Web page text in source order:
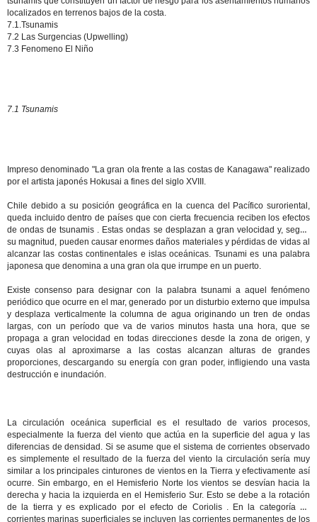
localizados en terrenos bajos de la costa.
7.1.Tsunamis
7.2 Las Surgencias (Upwelling)
7.3 Fenomeno El Niño
7.1 Tsunamis
Impreso denominado "La gran ola frente a las costas de Kanagawa" realizado
por el artista japonés Hokusai a fines del siglo XVIII.
Chile debido a su posición geográfica en la cuenca del Pacífico suroriental,
queda incluido dentro de países que con cierta frecuencia reciben los efectos
de ondas detsunamis . Estas ondas se desplazan a gran velocidad y, según
su magnitud, pueden causar enormes daños materiales y pérdidas de vidas al
alcanzar las costas continentales e islas oceánicas. Tsunami es una palabra
japonesa que denomina a una gran ola que irrumpe en un puerto.
Existe consenso para designar con la palabra tsunami a aquel fenómeno
periódico que ocurre en el mar, generado por un disturbio externo que impulsa
y desplaza verticalmente la columna de agua originando un tren de ondas
largas, con un período que va de varios minutos hasta una hora, que se
propaga a gran velocidad en todas direcciones desde la zona de origen, y
cuyas olas al aproximarse a las costas alcanzan alturas de grandes
proporciones, descargando su energía con gran poder, infligiendo una vasta
destrucción e inundación.
La circulación oceánica superficial es el resultado de varios procesos,
especialmente la fuerza del viento que actúa en la superficie del agua y las
diferencias de densidad. Si se asume que el sistema de corrientes observado
es simplemente el resultado de la fuerza del viento la circulación sería muy
similar a los principales cinturones de vientos en la Tierra y efectivamente así
ocurre. Sin embargo, en el Hemisferio Norte los vientos se desvían hacia la
derecha y hacia la izquierda en el Hemisferio Sur. Esto se debe a la rotación
de la tierra y es explicado por elefecto de Coriolis . En la categoría de
corrientes marinas superficiales se incluyen las corrientes permanentes de los